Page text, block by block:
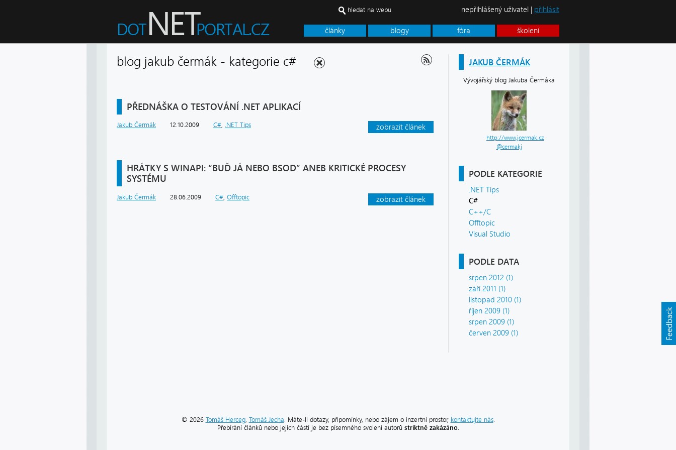
články blogy fóra školení
hledat na webu nepřihlášený uživatel | přihlásit
JAKUB ČERMÁK
Vývojářský blog Jakuba Čermáka
http://www.jcermak.cz
@cermakj
PODLE KATEGORIE
.NET Tips
C#
C++/C
Offtopic
Visual Studio
PODLE DATA
srpen 2012 (1)
září 2011 (1)
listopad 2010 (1)
říjen 2009 (1)
srpen 2009 (1)
červen 2009 (1)
blog jakub čermák - kategorie c#
PŘEDNÁŠKA O TESTOVÁNÍ .NET APLIKACÍ
zobrazit článek
Jakub Čermák 12.10.2009 C#, .NET Tips
HRÁTKY S WINAPI: “BUĎ JÁ NEBO BSOD” ANEB KRITICKÉ PROCESY
SYSTÉMU
zobrazit článek
Jakub Čermák 28.06.2009 C# Offtopic
© 2026 Tomáš Herceg, Tomáš Jecha. Máte-li dotazy, připomínky, nebo zájem o inzertní prostor, kontaktujte nás.
Přebírání článků nebo jejich částí je bez písemného svolení autorů striktně zakázáno.